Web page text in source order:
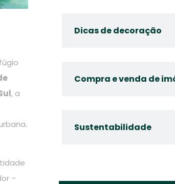
, a
–
Dicas de decoração
Compra e venda de
Sustentabilidade